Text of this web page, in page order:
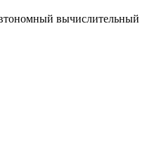
вычислительный